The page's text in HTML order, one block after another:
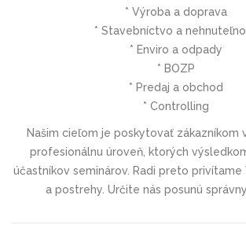
* Výroba a doprava
* Stavebníctvo a
* Enviro a odpady
* BOZP
* Predaj a obchod
* Controlling
Našim cieľom je poskytovať zákazníkom
profesionálnu úroveň, ktorých
účastníkov seminárov. Radi preto privítame
a postrehy. Určite nás posunú